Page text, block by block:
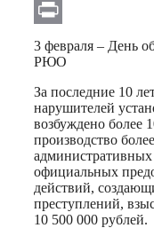
Email
Print
3 февраля – День
РЮО
За последние 10
нарушителей
возбуждено более
производство
официальных
действий,
преступлений,
10 500 000 рублей.